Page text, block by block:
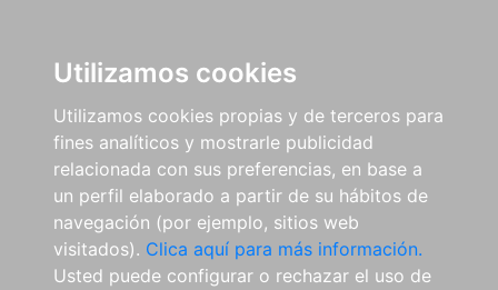
Utilizamos cookies
Utilizamos cookies propias y de terceros para
fines analíticos y mostrarle publicidad
relacionada con sus preferencias, en base a
un perfil elaborado a partir de su hábitos de
navegación (por ejemplo, sitios web
visitados). Clica aquí para más información.
Usted puede configurar o rechazar el uso de